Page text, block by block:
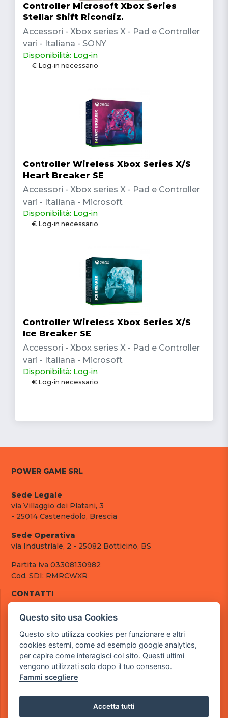
Controller Microsoft Xbox Series
Stellar Shift Ricondiz.
Accessori - Xbox series X - Pad e Controller
vari - Italiana - SONY
Disponibilità: Log-in
€ Log-in necessario
Controller Wireless Xbox Series X/S
Heart Breaker SE
Accessori - Xbox series X - Pad e Controller
vari - Italiana - Microsoft
Disponibilità: Log-in
€ Log-in necessario
Controller Wireless Xbox Series X/S
Ice Breaker SE
Accessori - Xbox series X - Pad e Controller
vari - Italiana - Microsoft
Disponibilità: Log-in
€ Log-in necessario
POWER GAME SRL
Sede Legale
via Villaggio dei Platani, 3
- 25014 Castenedolo, Brescia
Sede Operativa
via Industriale, 2 - 25082 Botticino, BS
Partita iva 03308130982
Cod. SDI: RMRCWXR
CONTATTI
tel.: +39 030 376 2377
pec: powergamesrl@legalmail.it
LINK UTILI
Chi siamo
Informazioni generali
Questo sito usa Cookies
Questo sito utilizza cookies per funzionare e altri
cookies esterni, come ad esempio google analytics,
per capire come interagisci col sito. Questi ultimi
vengono utilizzati solo dopo il tuo consenso.
Fammi scegliere
Accetta tutti